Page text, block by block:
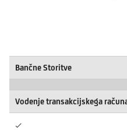
Bančne Storitve
Vodenje transakcijskega
✓